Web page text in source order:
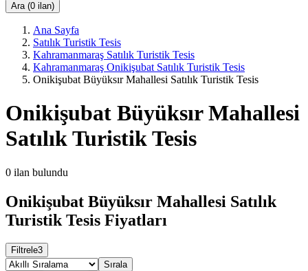
Ara (0 ilan)
Ana Sayfa
Satılık Turistik Tesis
Kahramanmaraş Satılık Turistik Tesis
Kahramanmaraş Onikişubat Satılık Turistik Tesis
Onikişubat Büyüksır Mahallesi Satılık Turistik Tesis
Onikişubat Büyüksır Mahallesi
Satılık Turistik Tesis
0 ilan bulundu
Onikişubat Büyüksır Mahallesi Satılık
Turistik Tesis Fiyatları
Filtrele3
Sırala